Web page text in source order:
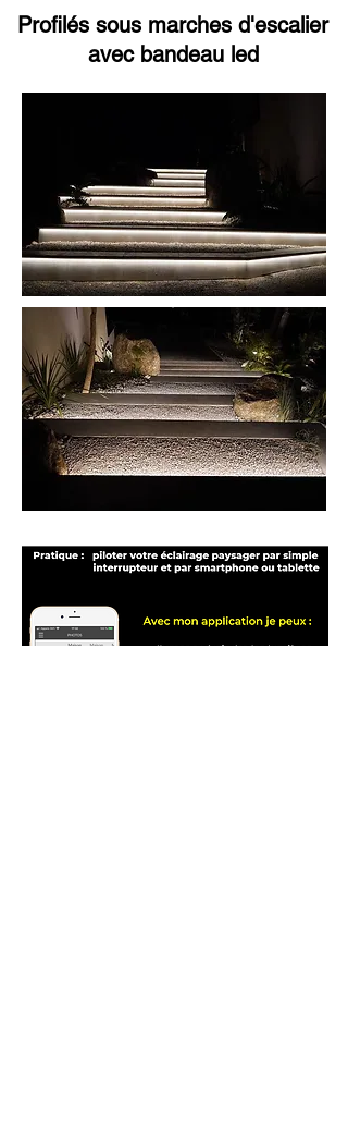
Profilés sous marches d'escalier
avec bandeau led